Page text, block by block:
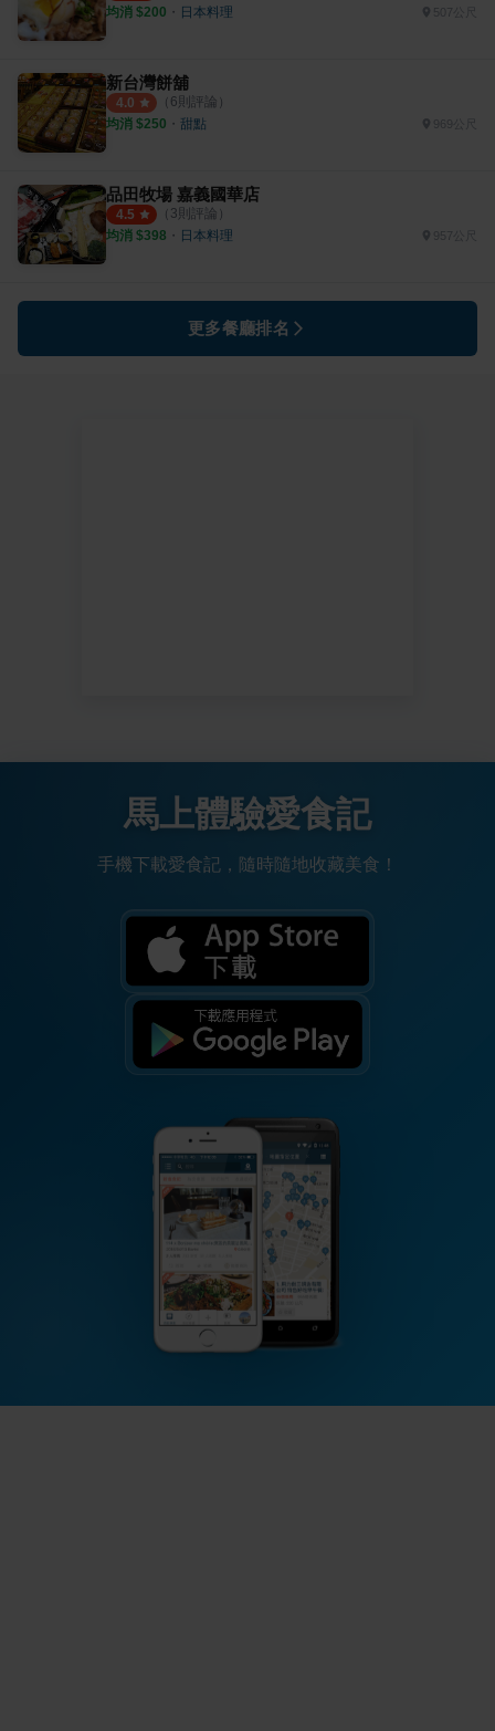
均消 $200 ・ 日本料理 507公尺
新台灣餅舖
4.0 （ 6則評論）
均消 $250 ・ 甜點
品田牧場 嘉義國華店
4.5 （ 3則評論）
均消 $398 ・ 日本料理 957公尺
更多餐廳排名
馬上體驗愛食記
手機下載愛食記，隨時隨地收藏美食！